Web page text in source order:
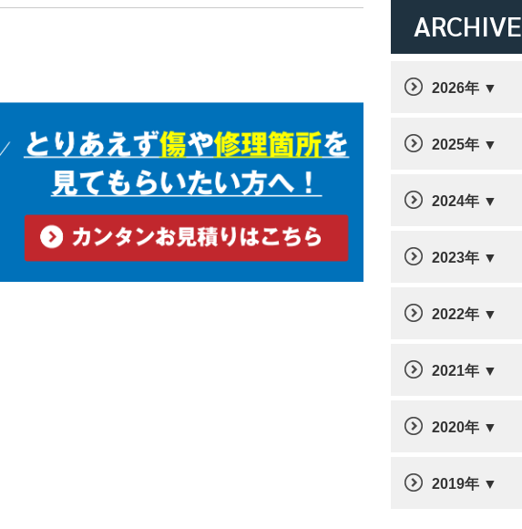
ARCHIVE
2026年
2025年
2024年
2023年
2022年
2021年
2020年
2019年